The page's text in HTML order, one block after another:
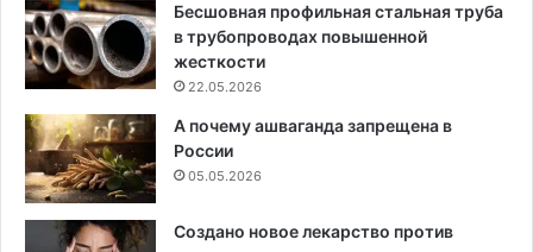
Бесшовная профильная стальная труба
в трубопроводах повышенной
жесткости
22.05.2026
А почему ашваганда запрещена в
России
05.05.2026
Создано новое лекарство против